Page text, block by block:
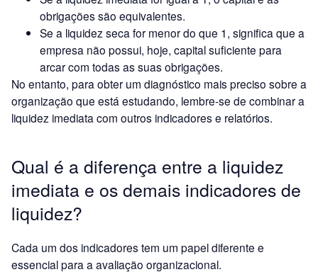
obrigações são equivalentes.
Se a liquidez seca for menor do que 1, significa que a
empresa não possui, hoje, capital suficiente para
arcar com todas as suas obrigações.
No entanto, para obter um diagnóstico mais preciso sobre a
organização que está estudando, lembre-se de combinar a
liquidez imediata com outros indicadores e relatórios.
Qual é a diferença entre a liquidez
imediata e os demais indicadores de
liquidez?
Cada um dos indicadores tem um papel diferente e
essencial para a avaliação organizacional.